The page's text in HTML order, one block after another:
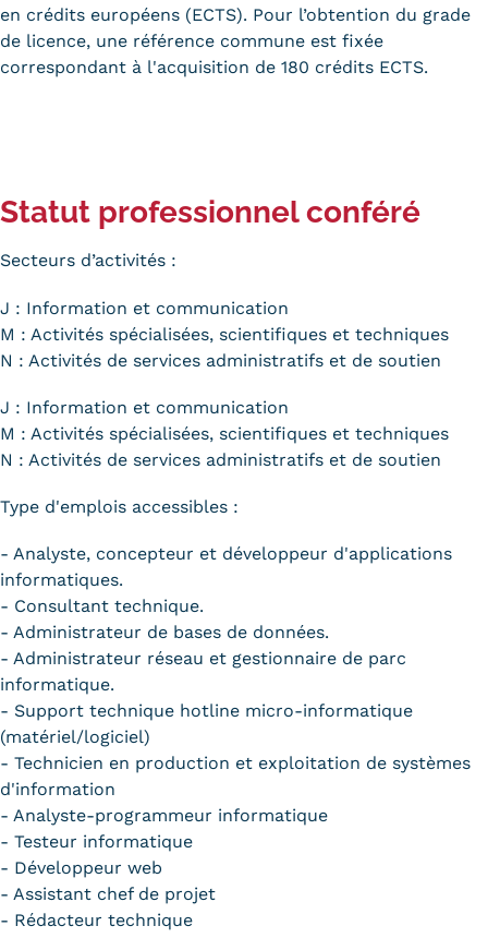
en crédits européens (ECTS). Pour l’obtention du grade
de licence, une référence commune est fixée
correspondant à l'acquisition de 180 crédits ECTS.
Statut professionnel conféré
Secteurs d’activités :
J : Information et communication
M : Activités spécialisées, scientifiques et techniques
N : Activités de services administratifs et de soutien
J : Information et communication
M : Activités spécialisées, scientifiques et techniques
N : Activités de services administratifs et de soutien
Type d'emplois accessibles :
- Analyste, concepteur et développeur d'applications
informatiques.
- Consultant technique.
- Administrateur de bases de données.
- Administrateur réseau et gestionnaire de parc
informatique.
- Support technique hotline micro-informatique
(matériel/logiciel)
- Technicien en production et exploitation de systèmes
d'information
- Analyste-programmeur informatique
- Testeur informatique
- Développeur web
- Assistant chef de projet
- Rédacteur technique